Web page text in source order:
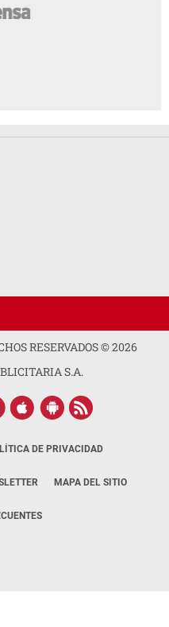
RESERVADOS ©2026
S.A.
DE PRIVACIDAD
MAPA DEL SITIO